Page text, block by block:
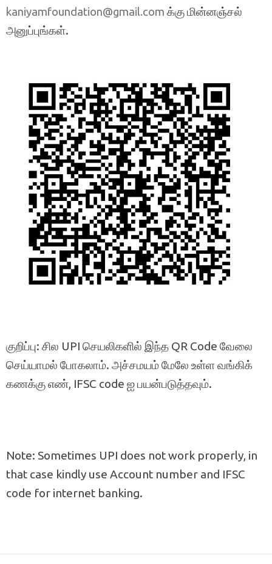
kaniyamfoundation@gmail.com க்கு மின்னஞ்சல்
அனுப்புங்கள்.
குறிப்பு: சில UPI செயலிகளில் இந்த QR Code வேலை
செய்யாமல் போகலாம். அச்சமயம் மேலே உள்ள வங்கிக்
கணக்கு எண், IFSC code ஐ பயன்படுத்தவும்.
Note: Sometimes UPI does not work properly, in
that case kindly use Account number and IFSC
code for internet banking.